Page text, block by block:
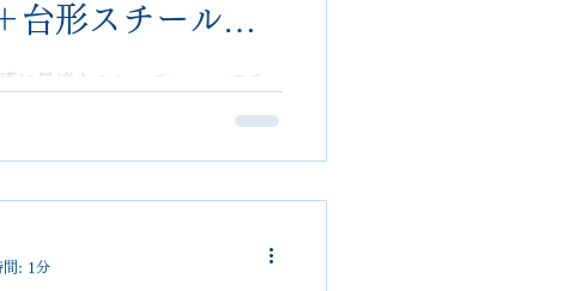
台形スチール｜
｜郵送可・他店
物もOK
に最適なミシュランハーフラ
間: 1分